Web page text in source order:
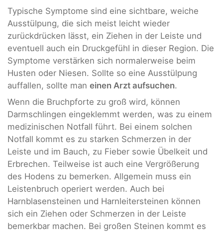
Typische Symptome sind eine sichtbare, weiche
Ausstülpung, die sich meist leicht wieder
zurückdrücken lässt, ein Ziehen in der Leiste und
eventuell auch ein Druckgefühl in dieser Region. Die
Symptome verstärken sich normalerweise beim
Husten oder Niesen. Sollte so eine Ausstülpung
auffallen, sollte man einen Arzt aufsuchen.
Wenn die Bruchpforte zu groß wird, können
Darmschlingen eingeklemmt werden, was zu einem
medizinischen Notfall führt. Bei einem solchen
Notfall kommt es zu starken Schmerzen in der
Leiste und im Bauch, zu Fieber sowie Übelkeit und
Erbrechen. Teilweise ist auch eine Vergrößerung
des Hodens zu bemerken. Allgemein muss ein
Leistenbruch operiert werden. Auch bei
Harnblasensteinen und Harnleitersteinen können
sich ein Ziehen oder Schmerzen in der Leiste
bemerkbar machen. Bei großen Steinen kommt es